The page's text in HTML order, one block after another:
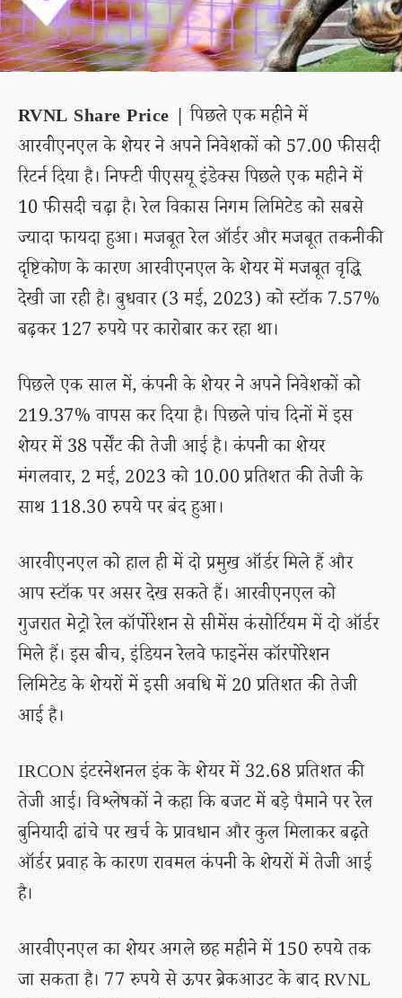
RVNL Share Price | पिछले एक महीने में
आरवीएनएल के शेयर ने अपने निवेशकों को 57.00 फीसदी
रिटर्न दिया है। निफ्टी पीएसयू इंडेक्स पिछले एक महीने में
10 फीसदी चढ़ा है। रेल विकास निगम लिमिटेड को सबसे
ज्यादा फायदा हुआ। मजबूत रेल ऑर्डर और मजबूत तकनीकी
दृष्टिकोण के कारण आरवीएनएल के शेयर में मजबूत वृद्धि
देखी जा रही है। बुधवार (3 मई, 2023) को स्टॉक 7.57%
बढ़कर 127 रुपये पर कारोबार कर रहा था।
पिछले एक साल में, कंपनी के शेयर ने अपने निवेशकों को
219.37% वापस कर दिया है। पिछले पांच दिनों में इस
शेयर में 38 पर्सेंट की तेजी आई है। कंपनी का शेयर
मंगलवार, 2 मई, 2023 को 10.00 प्रतिशत की तेजी के
साथ 118.30 रुपये पर बंद हुआ।
आरवीएनएल को हाल ही में दो प्रमुख ऑर्डर मिले हैं और
आप स्टॉक पर असर देख सकते हैं। आरवीएनएल को
गुजरात मेट्रो रेल कॉर्पोरेशन से सीमेंस कंसोर्टियम में दो ऑर्डर
मिले हैं। इस बीच, इंडियन रेलवे फाइनेंस कॉरपोरेशन
लिमिटेड के शेयरों में इसी अवधि में 20 प्रतिशत की तेजी
आई है।
IRCON इंटरनेशनल इंक के शेयर में 32.68 प्रतिशत की
तेजी आई। विश्लेषकों ने कहा कि बजट में बड़े पैमाने पर रेल
बुनियादी ढांचे पर खर्च के प्रावधान और कुल मिलाकर बढ़ते
ऑर्डर प्रवाह के कारण रावमल कंपनी के शेयरों में तेजी आई
है।
आरवीएनएल का शेयर अगले छह महीने में 150 रुपये तक
जा सकता है। 77 रुपये से ऊपर ब्रेकआउट के बाद RVNL